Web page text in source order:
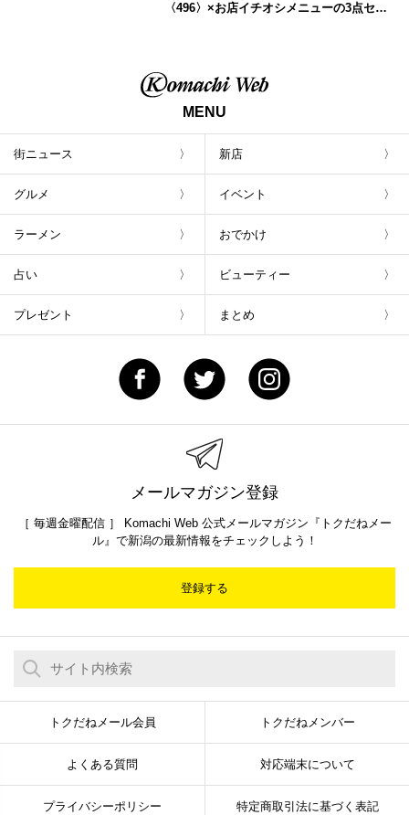
〈496〉×お店イチオシメニューの3点セッ
MENU
街ニュース 新店
グルメ イベント
ラーメン おでかけ
占い ビューティー
プレゼント まとめ
メールマガジン登録
［ 毎週金曜配信 ］ Komachi Web 公式メールマガジン『トクだねメー
ル』で新潟の最新情報をチェックしよう！
登録する
トクだねメール会員 トクだねメンバー
よくある質問 対応端末について
プライバシーポリシー 特定商取引法に基づく表記